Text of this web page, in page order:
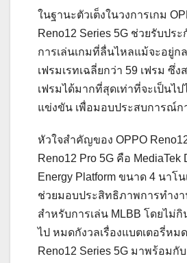
ในฐานะตัวเต็งในวงการเกม
Reno12 Series 5G ช่วยรับปร
การเล่นเกมที่ลื่นไหลแม้จะอยู่ก
เฟรมเรทเฉลี่ยกว่า 59 เฟรม ซึ่
เฟรมได้มากที่สุดเท่าที่จะเป็นไป
แข่งขัน เพื่อมอบประสบการณ์ก
หัวใจสำคัญของ OPPO
Reno12 Pro 5G คือ MediaTek
Energy Platform ขนาด 4 นาโ
ช่วยมอบประสิทธิภาพการทำงา
สำหรับการเล่น MLBB โดยไม่
ไป หมดกังวลเรื่องแบตเตอรี่หม
Reno12 Series 5G มาพร้อมกั